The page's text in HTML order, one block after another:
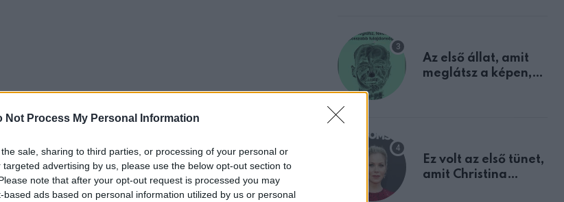
Not Process My Personal Information
sale, sharing to third parties, or processing of your personal or
advertising by us, please use the below opt-out section to
note that after your opt-out request is processed you may
ads based on personal information utilized by us or personal
Az első állat, amit
meglátsz a képen,
Ez volt az első tünet,
amit Christina